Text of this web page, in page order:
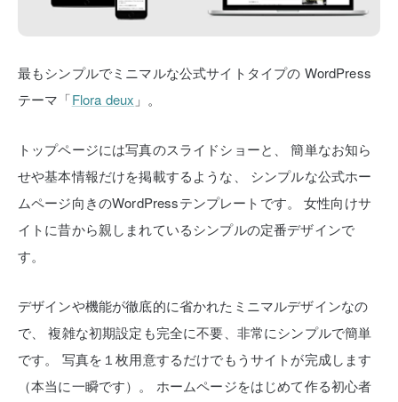
最もシンプルでミニマルな公式サイトタイプの WordPress
テーマ「Flora deux 」。
トップページには写真のスライドショーと、
簡単なお知ら
せや基本情報だけを掲載するような、
シンプルな公式ホー
ムページ向きのWordPressテンプレートです。
女性向けサ
イトに昔から親しまれているシンプルの定番デザインで
す。
デザインや機能が徹底的に省かれたミニマルデザインなの
で、
複雑な初期設定も完全に不要、非常にシンプルで簡単
です。
写真を１枚用意するだけでもうサイトが完成します
（本当に一瞬です）。
ホームページをはじめて作る初心者